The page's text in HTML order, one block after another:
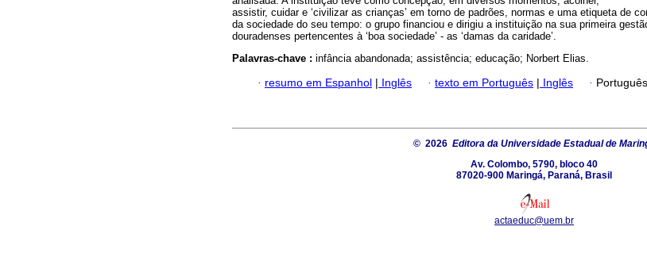
assistir, cuidar e ‘civilizar as crianças’ em torno de padrões, normas e uma etiqueta de
da sociedade do seu tempo: o grupo financiou e dirigiu a instituição na sua primeira
douradenses pertencentes à ‘boa sociedade’ - as ‘damas da caridade’.
Palavras-chave : infância abandonada; assistência; educação; Norbert Elias.
· resumo em Espanhol | Inglês · texto em Português | Inglês ·
© 2026 Editora da Universidade Estadual de
Av. Colombo, 5790, bloco 40
87020-900 Maringá, Paraná, Brasil
actaeduc@uem.br